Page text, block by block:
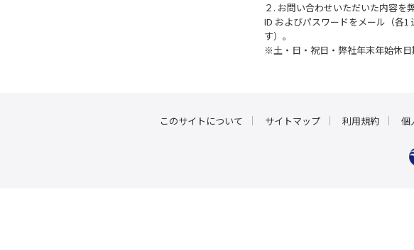
２. お問い合わせいただいた内容
ID およびパスワードをメール（各
す）。
※土・日・祝日・弊社年末年始休日
このサイトについて サイトマップ 利用規約 個